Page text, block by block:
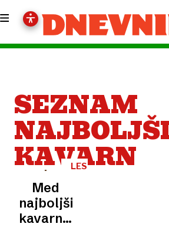
SEZNAM
KAVARN
LESTVICA
Med
najboljšimi
kavarnami